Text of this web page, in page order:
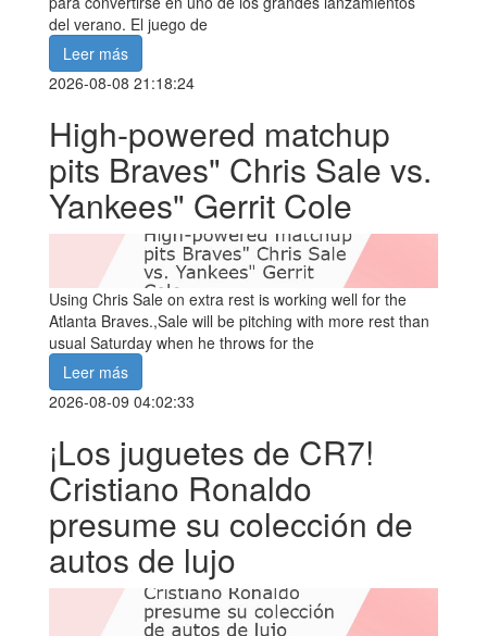
del verano. El juego de
Leer más
2026-08-08 21:18:24
High-powered matchup
pits Braves" Chris Sale vs.
Yankees" Gerrit Cole
Using Chris Sale on extra rest is working well for the
Atlanta Braves.,Sale will be pitching with more rest than
usual Saturday when he throws for the
Leer más
2026-08-09 04:02:33
¡Los juguetes de CR7!
Cristiano Ronaldo
presume su colección de
autos de lujo